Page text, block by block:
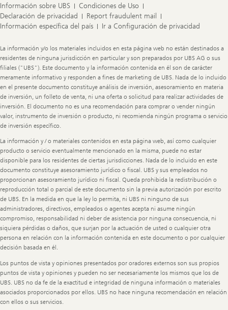
Información sobre UBS
Condiciones de Uso
Declaración de privacidad
Report fraudulent mail
Información específica del país
Ir a Configuración de privacidad
Legal
Information
La información y/o los materiales incluidos en esta página web no están destinados a
residentes de ninguna jurisdicción en particular y son preparados por UBS AG o sus
filiales ("UBS"). Este documento y la información contenida en él son de carácter
meramente informativo y responden a fines de marketing de UBS. Nada de lo incluido
en el presente documento constituye análisis de inversión, asesoramiento en materia
de inversión, un folleto de venta, ni una oferta o solicitud para realizar actividades de
inversión. El documento no es una recomendación para comprar o vender ningún
valor, instrumento de inversión o producto, ni recomienda ningún programa o servicio
de inversión específico.
La información y / o materiales contenidos en esta página web, así como cualquier
producto o servicio eventualmente mencionado en la misma, puede no estar
disponible para los residentes de ciertas jurisdicciones. Nada de lo incluido en este
documento constituye asesoramiento jurídico o fiscal. UBS y sus empleados no
proporcionan asesoramiento jurídico ni fiscal. Queda prohibida la redistribución o
reproducción total o parcial de este documento sin la previa autorización por escrito
de UBS. En la medida en que la ley lo permita, ni UBS ni ninguno de sus
administradores, directivos, empleados o agentes acepta ni asume ningún
compromiso, responsabilidad ni deber de asistencia por ninguna consecuencia, ni
siquiera pérdidas o daños, que surjan por la actuación de usted o cualquier otra
persona en relación con la información contenida en este documento o por cualquier
decisión basada en él.
Los puntos de vista y opiniones presentados por oradores externos son sus propios
puntos de vista y opiniones y pueden no ser necesariamente los mismos que los de
UBS. UBS no da fe de la exactitud e integridad de ninguna información o materiales
asociados proporcionados por ellos. UBS no hace ninguna recomendación en relación
con ellos o sus servicios.